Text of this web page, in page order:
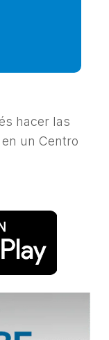
hacer las
un Centro